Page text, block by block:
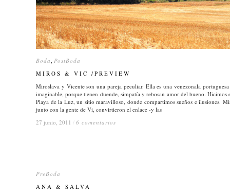
Boda, PostBoda
MIROS & VIC /PREVIEW
Miroslava y Vicente son una pareja peculiar. Ella es una venezonala
imaginable, porque tienen duende, simpatía y rebosan amor del bueno.
Playa de la Luz, un sitio maravilloso, donde compartimos sueños e ilusiones.
junto con la gente de Vi, convirtieron el enlace -y las
27 junio, 2011 / 6 comentarios
Boda PostBoda
MIROS & VIC /PREVIEW
27 junio, 2011 / 6 comentarios
PreBoda
ANA & SALVA
PreBoda
ANA & SALVA